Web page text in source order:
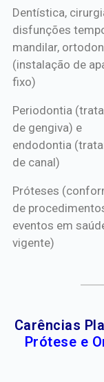
Dentística,
disfunções
mandilar,
(instalação de
fixo)
Periodontia
de gengiva) e
endodontia
de canal)
Próteses
de
eventos em
vigente)
Carências
Prótese e